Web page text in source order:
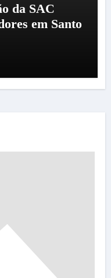
da SAC
em Santo